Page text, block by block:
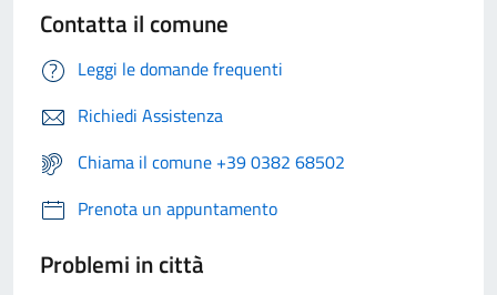
Contatta il comune
Leggi le domande frequenti
Richiedi Assistenza
Chiama il comune +39 0382 68502
Prenota un appuntamento
Problemi in città